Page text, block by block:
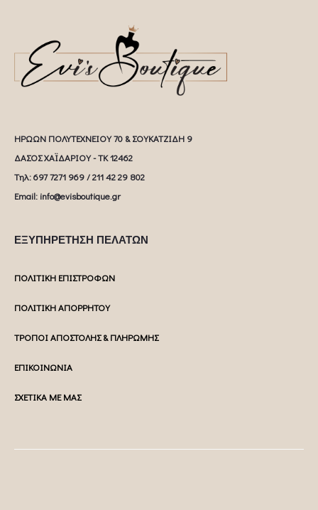
ΗΡΩΩΝ ΠΟΛΥΤΕΧΝΕΙΟΥ 70 & ΣΟΥΚΑΤΖΙΔΗ 9
ΔΑΣΟΣ ΧΑΪΔΑΡΙΟΥ - ΤΚ 12462
Tηλ: 697 7271 969 / 211 42 29 802
Email: info@evisboutique.gr
ΕΞΥΠΗΡΕΤΗΣΗ ΠΕΛΑΤΩΝ
ΠΟΛΙΤΙΚΗ ΕΠΙΣΤΡΟΦΩΝ
ΠΟΛΙΤΙΚΗ ΑΠΟΡΡΗΤΟΥ
ΤΡΟΠΟΙ ΑΠΟΣΤΟΛΗΣ & ΠΛΗΡΩΜΗΣ
ΕΠΙΚΟΙΝΩΝΙΑ
ΣΧΕΤΙΚΑ ΜΕ ΜΑΣ